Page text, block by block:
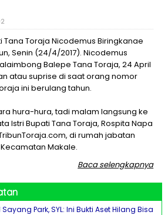
Tana Toraja Nicodemus Biringkanae
Senin (24/4/2017). Nicodemus
Balepe Tana Toraja, 24 April
atau suprise di saat orang nomor
ini berulang tahun.
hura-hura, tadi malam langsung ke
Istri Bupati Tana Toraja, Rospita Napa
di rumah jabatan
Makale.
Baca selengkapnya
Park, SYL: Ini Bukti Aset Hilang Bisa